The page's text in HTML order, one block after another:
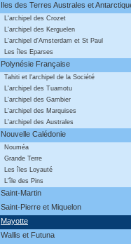
Iles des Terres Australes et
L'archipel des Crozet
L'archipel des Kerguelen
L'archipel d'Amsterdam et St Paul
Les îles Eparses
Polynésie Française
Tahiti et l'archipel de la Société
L'archipel des Tuamotu
L'archipel des Gambier
L'archipel des Marquises
L'archipel des Australes
Nouvelle Calédonie
Nouméa
Grande Terre
Les îles Loyauté
L'île des Pins
Saint-Martin
Saint-Pierre et Miquelon
Mayotte
Wallis et Futuna